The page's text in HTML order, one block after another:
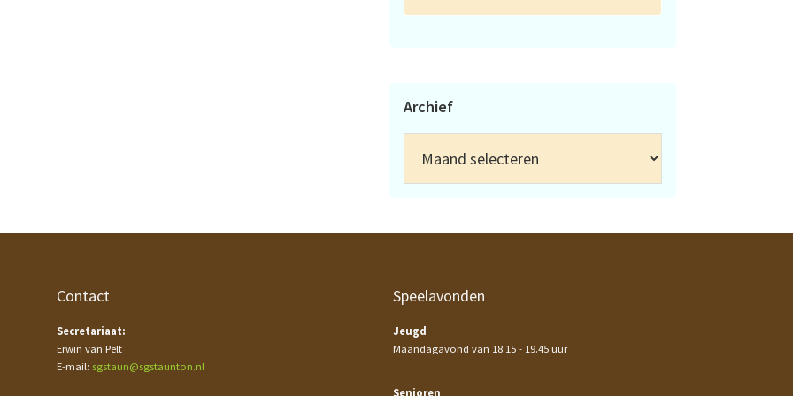
Archief
Contact
Secretariaat:
Erwin van Pelt
E-mail: sgstaun@sgstaunton.nl
Speelavonden
Jeugd
Maandagavond van 18.15 - 19.45 uur
Senioren